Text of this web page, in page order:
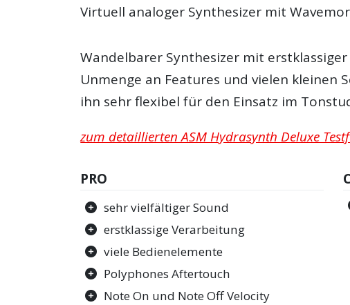
Virtuell analoger Synthesizer mit
Wandelbarer Synthesizer mit
Unmenge an Features und vielen kleinen
ihn sehr flexibel für den Einsatz im
zum detaillierten ASM Hydrasynth Deluxe
PRO
sehr vielfältiger Sound
erstklassige Verarbeitung
viele Bedienelemente
Polyphones Aftertouch
Note On und Note Off Velocity